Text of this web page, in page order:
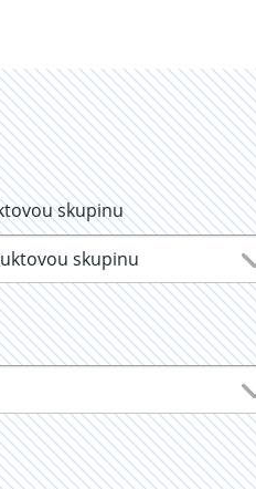
skupinu
skupinu